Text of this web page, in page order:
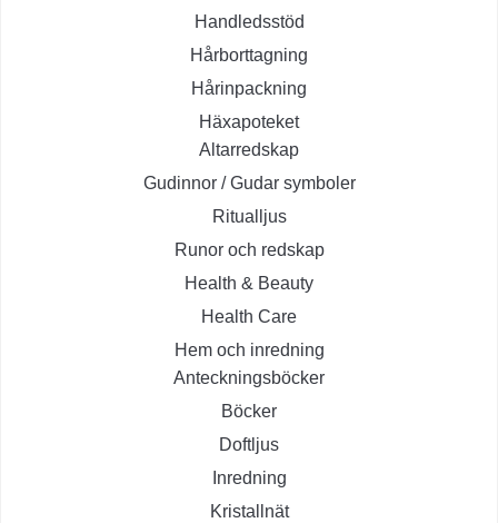
Handledsstöd
Hårborttagning
Hårinpackning
Häxapoteket
Altarredskap
Gudinnor / Gudar symboler
Ritualljus
Runor och redskap
Health & Beauty
Health Care
Hem och inredning
Anteckningsböcker
Böcker
Doftljus
Inredning
Kristallnät